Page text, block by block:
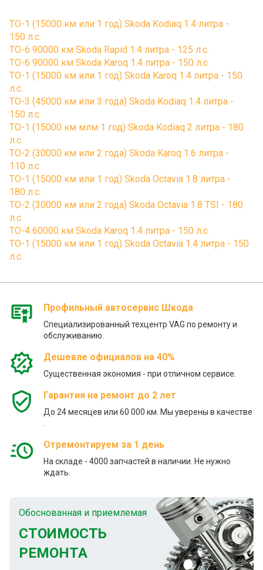
ТО-1 (15000 км или 1 год) Skoda Kodiaq 1.4 литра -
150 л.с.
ТО-6 90000 км Skoda Rapid 1.4 литра - 125 л.с.
ТО-6 90000 км Skoda Karoq 1.4 литра - 150 л.с.
ТО-1 (15000 км или 1 год) Skoda Karoq 1.4 литра - 150
л.с.
ТО-3 (45000 км или 3 года) Skoda Kodiaq 1.4 литра -
150 л.с.
ТО-1 (15000 км млм 1 год) Skoda Kodiaq 2 литра - 180
л.с.
ТО-2 (30000 км или 2 года) Skoda Karoq 1.6 литра -
110 л.с
ТО-1 (15000 км или 1 год) Skoda Octavia 1.8 литра -
180 л.с.
ТО-2 (30000 км или 2 года) Skoda Octavia 1.8 TSI - 180
л.с.
ТО-4 60000 км Skoda Karoq 1.4 литра - 150 л.с.
ТО-1 (15000 км или 1 год) Skoda Octavia 1.4 литра - 150
л.с.
Профильный автосервис Шкода
Специализированный техцентр VAG по ремонту и
обслуживанию.
Дешевле официалов на 40%
Существенная экономия - при отличном сервисе.
Гарантия на ремонт до 2 лет
До 24 месяцев или 60 000 км. Мы уверены в качестве
Отремонтируем за 1 день
На складе - 4000 запчастей в наличии. Не нужно
ждать.
Обоснованная и приемлемая
СТОИМОСТЬ
РЕМОНТА